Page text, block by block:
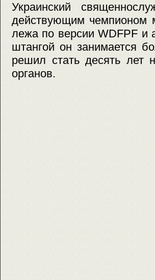
Украинский
действующим чемпионом
лежа по версии WDFPF и
штангой он занимается
решил стать десять лет
органов.